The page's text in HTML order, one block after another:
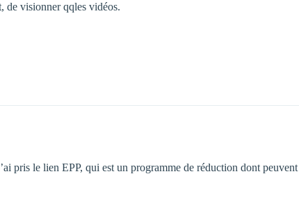
de visionner qqles vidéos.
pris le lien EPP, qui est un programme de réduction dont